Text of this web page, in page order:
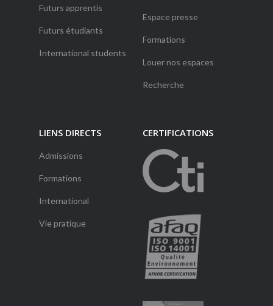
Futurs apprentis
Futurs étudiants
International students
Espace presse
Formations
Louer nos espaces
Recherche
LIENS DIRECTS
Admissions
Formations
International
Vie pratique
CERTIFICATIONS